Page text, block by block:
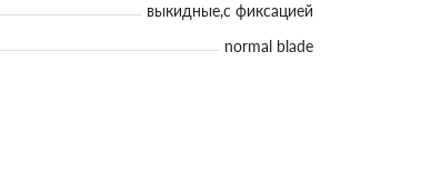
выкидные,с фиксацией
normal blade